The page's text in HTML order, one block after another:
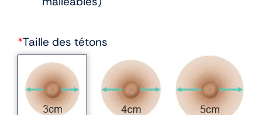
*Taille des tétons